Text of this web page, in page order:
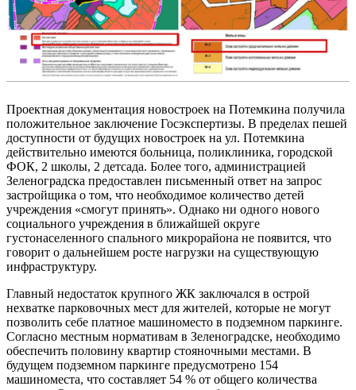
Проектная документация новостроек на Потемкина получила
положительное заключение Госэкспертизы. В пределах пешей
доступности от будущих новостроек на ул. Потемкина
действительно имеются больница, поликлиника, городской
ФОК, 2 школы, 2 детсада. Более того, администрацией
Зеленоградска предоставлен письменный ответ на запрос
застройщика о том, что необходимое количество детей
учреждения «смогут принять». Однако ни одного нового
социального учреждения в ближайшей округе
густонаселенного спального микрорайона не появится, что
говорит о дальнейшем росте нагрузки на существующую
инфраструктуру.
Главный недостаток крупного ЖК заключался в острой
нехватке парковочных мест для жителей, которые не могут
позволить себе платное машиноместо в подземном паркинге.
Согласно местным нормативам в Зеленоградске, необходимо
обеспечить половину квартир стояночными местами. В
будущем подземном паркинге предусмотрено 154
машиноместа, что составляет 54 % от общего количества